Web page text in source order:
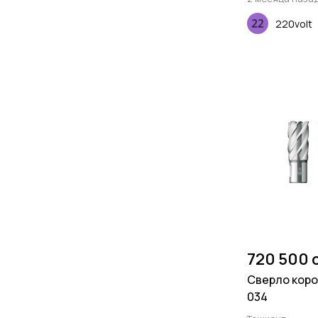
220volt
720 500
Сверло
034